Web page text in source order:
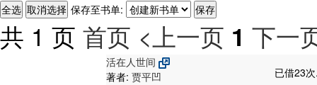
保存至书单:
共 1 页 首页 <上一页 1 下一
活在人世间
已借23
著者: 贾平凹